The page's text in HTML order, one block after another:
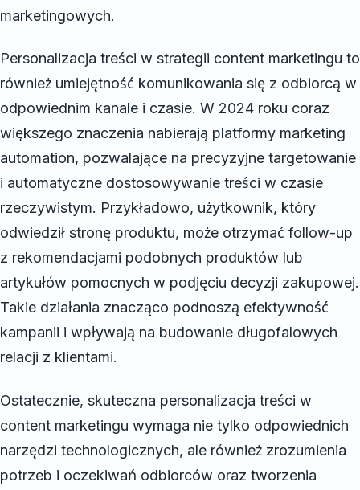
marketingowych.
Personalizacja treści w strategii content marketingu to
również umiejętność komunikowania się z odbiorcą w
odpowiednim kanale i czasie. W 2024 roku coraz
większego znaczenia nabierają platformy marketing
automation, pozwalające na precyzyjne targetowanie
i automatyczne dostosowywanie treści w czasie
rzeczywistym. Przykładowo, użytkownik, który
odwiedził stronę produktu, może otrzymać follow-up
z rekomendacjami podobnych produktów lub
artykułów pomocnych w podjęciu decyzji zakupowej.
Takie działania znacząco podnoszą efektywność
kampanii i wpływają na budowanie długofalowych
relacji z klientami.
Ostatecznie, skuteczna personalizacja treści w
content marketingu wymaga nie tylko odpowiednich
narzędzi technologicznych, ale również zrozumienia
potrzeb i oczekiwań odbiorców oraz tworzenia